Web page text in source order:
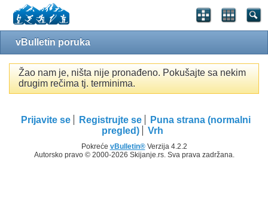
vBulletin poruka
Žao nam je, ništa nije pronađeno. Pokušajte sa nekim
drugim rečima tj. terminima.
Prijavite se Registrujte se
Puna strana (normalni
pregled)
Vrh
Pokreće vBulletin®Verzija 4.2.2
Autorsko pravo © 2000-2026 Skijanje.rs. Sva prava zadržana.